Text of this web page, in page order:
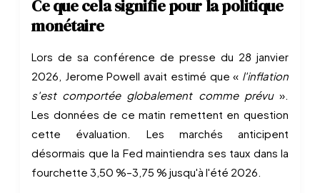
Ce que cela signifie pour la politique
monétaire
Lors de sa conférence de presse du 28 janvier
2026, Jerome Powell avait estimé que « l'inflation
s'est comportée globalement comme prévu».
Les données de ce matin remettent en question
cette évaluation. Les marchés anticipent
désormais que la Fed maintiendra ses taux dans la
fourchette 3,50 %–3,75 % jusqu'à l'été 2026.